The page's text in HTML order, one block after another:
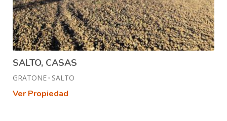
SALTO, CASAS
GRATONE SALTO
Ver Propiedad